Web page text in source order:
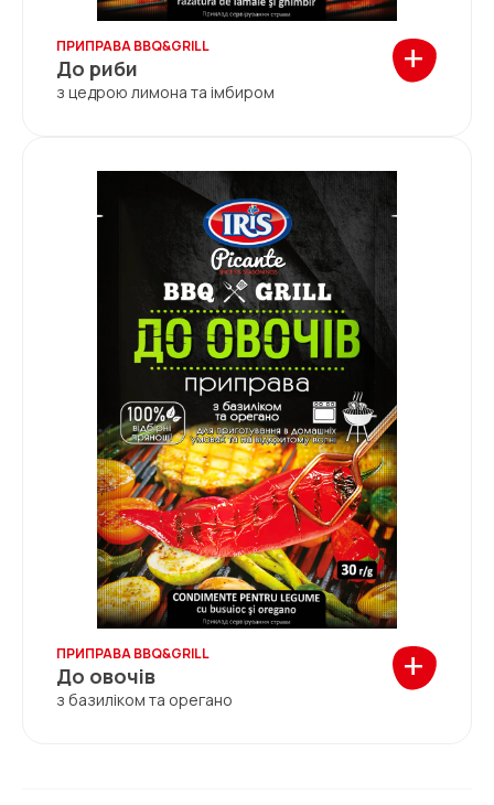
ПРИПРАВА BBQ&GRILL
До риби
з цедрою лимона та імбиром
+
ПРИПРАВА BBQ&GRILL
До овочів
з базиліком та орегано
+